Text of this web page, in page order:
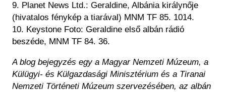
9. Planet News Ltd.: Geraldine, Albánia királynője
(hivatalos fénykép a tiarával) MNM TF 85. 1014.
10. Keystone Foto: Geraldine első albán rádió
beszéde, MNM TF 84. 36.
A blog bejegyzés egy a Magyar Nemzeti Múzeum, a
Külügyi- és Külgazdasági Minisztérium és a Tiranai
Nemzeti Történeti Múzeum szervezésében, az albán